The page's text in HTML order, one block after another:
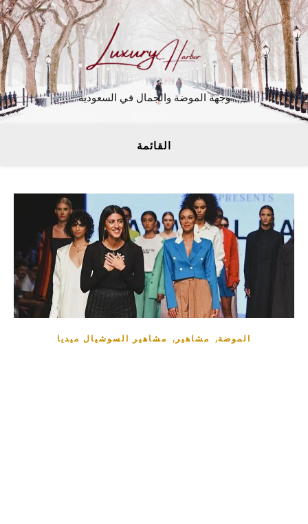
وجهة الموضة والجمال في السعودية
القائمة
الموضة, مشاهير , مشاهير السوشيال ميديا